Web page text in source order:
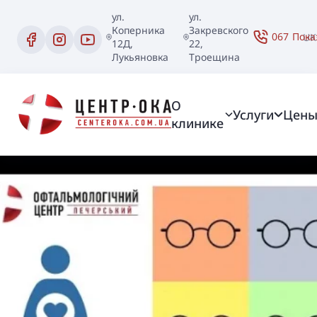
ул.
Коперника
12Д,
Лукьяновка
ул.
Закревского
22,
Троещина
067 UK
О
клинике
Услуги Цены